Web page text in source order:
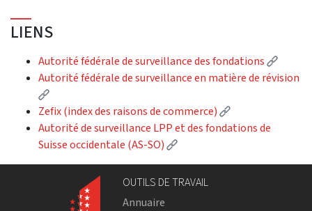
LIENS
Autorité fédérale de surveillance des fondations
(Lien
Autorité fédérale de surveillance en matière de révision
(Lien externe)
Zefix (index des raisons de commerce)
(Lien externe)
Autorité de surveillance LPP et des fondations de
Suisse occidentale (AS-SO)
(Lien externe)
OUTILS DE TRAVAIL
Annuaire